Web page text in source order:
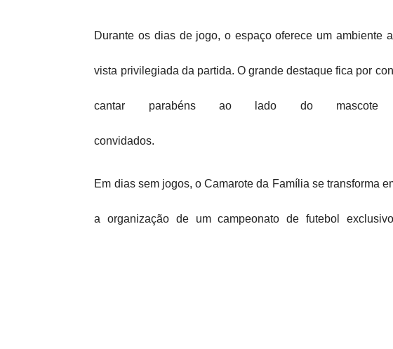
Durante os dias de jogo, o espaço oferece um ambiente
vista privilegiada da partida. O grande destaque fica por
cantar parabéns ao lado do
convidados.
Em dias sem jogos, o Camarote da Família se transforma
a organização de um campeonato de futebol